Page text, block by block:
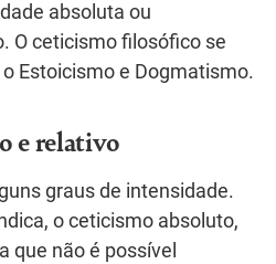
absoluta ou
O ceticismo filosófico se
Estoicismo e Dogmatismo.
e relativo
graus de intensidade.
o ceticismo absoluto,
que não é possível